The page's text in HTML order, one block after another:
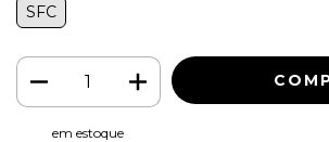
SFC
em estoque